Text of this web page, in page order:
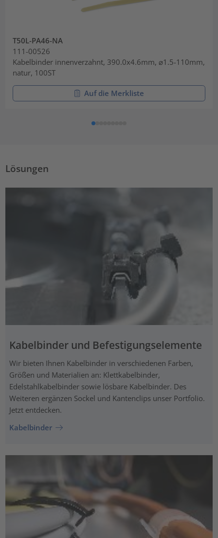
T50L-PA46-NA
111-00526
Kabelbinder innenverzahnt, 390.0x4.6mm, ⌀1.5-110mm,
natur, 100ST
Auf die Merkliste
Lösungen
Kabelbinder und Befestigungselemente
Wir bieten Ihnen Kabelbinder in verschiedenen Farben,
Größen und Materialien an: Klettkabelbinder,
Edelstahlkabelbinder sowie lösbare Kabelbinder. Des
Weiteren ergänzen Sockel und Kantenclips unser Portfolio.
Jetzt entdecken.
Kabelbinder